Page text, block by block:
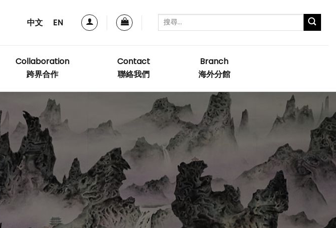
中文 EN
Collaboration
跨界合作
Contact
聯絡我們
Branch
海外分館